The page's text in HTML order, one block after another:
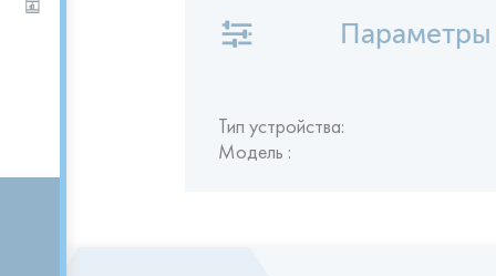
Параметры
Тип устройства:
Модель :